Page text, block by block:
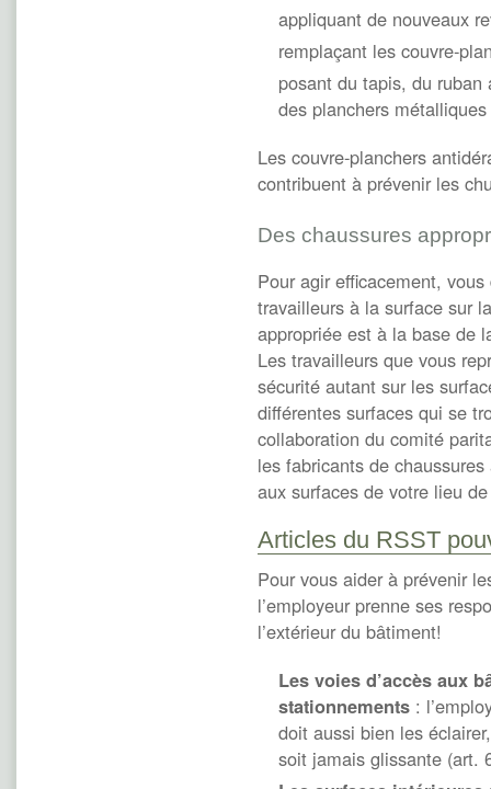
appliquant de nouveaux
remplaçant les couvre-
posant du tapis, du
des planchers
Les couvre-planchers
contribuent à prévenir les
Des chaussures
Pour agir efficacement,
travailleurs à la surface sur
appropriée est à la base de
Les travailleurs que vous
sécurité autant sur les
différentes surfaces qui se
collaboration du comité
les fabricants de
aux surfaces de votre lieu
Articles du RSST
Pour vous aider à prévenir
l’employeur prenne ses
l’extérieur du bâtiment!
Les voies d’accès aux
stationnements :
doit aussi bien les
soit jamais glissante (art.